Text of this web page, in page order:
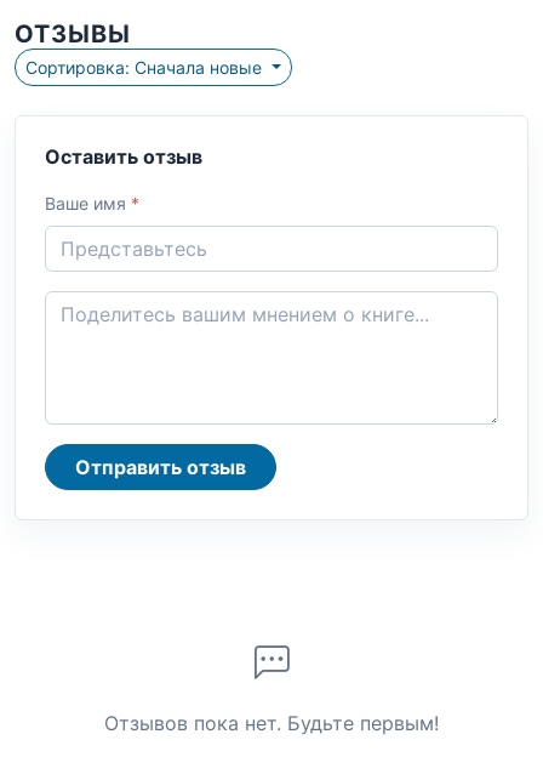
ОТЗЫВЫ
Сортировка: Сначала новые
Оставить отзыв
Ваше имя *
Отправить отзыв
Отзывов пока нет. Будьте первым!